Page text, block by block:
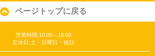
ページトップに戻る
営業時間:10:00～18:00
定休日:土・日曜日・祝日